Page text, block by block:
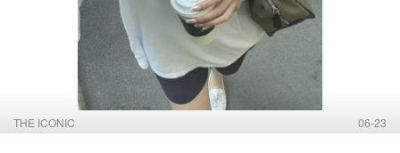
THE ICONIC 06-23